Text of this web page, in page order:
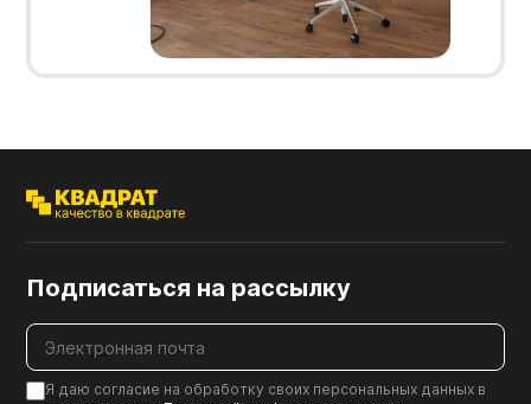
Подписаться на рассылку
Я даю согласие на обработку своих персональных данных в